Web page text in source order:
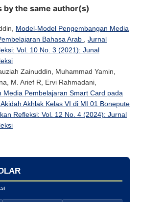
by the same author(s)
Model-Model Pengembangan Media
Bahasa Arab
Jurnal
Vol. 10 No. 3 (2021): Junal
Zainuddin, Muhammad Yamin,
M. Arief R, Ervi Rahmadani,
Media Pembelajaran Smart Card pada
Akhlak Kelas VI di MI 01 Bonepute
Refleksi: Vol. 12 No. 4 (2024): Jurnal